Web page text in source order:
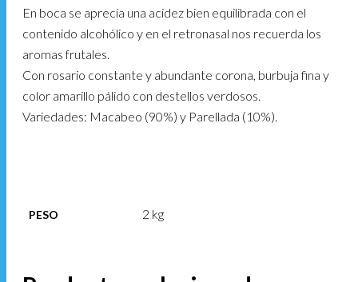
En boca se aprecia una acidez bien equilibrada con el
contenido alcohólico y en el retronasal nos recuerda los
aromas frutales.
Con rosario constante y abundante corona, burbuja fina y
color amarillo pálido con destellos verdosos.
Variedades: Macabeo (90%) y Parellada (10%).
PESO 2 kg